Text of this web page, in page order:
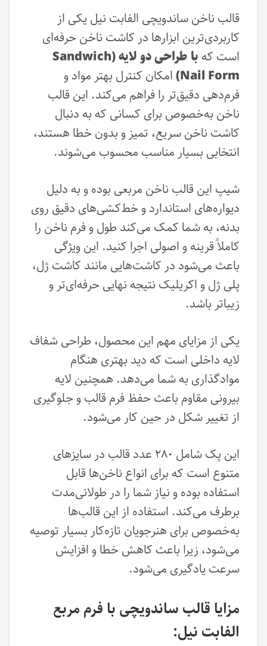
قالب ناخن ساندویچی الفابت نیل یکی از
کاربردی‌ترین ابزارها در کاشت ناخن حرفه‌ای
است که
با طراحی دو لایه (Sandwich
Nail Form) امکان کنترل بهتر مواد و
فرم‌دهی دقیق‌تر را فراهم می‌کند. این قالب
ناخن به‌خصوص برای کسانی که به دنبال
کاشت ناخن سریع، تمیز و بدون خطا هستند،
انتخابی بسیار مناسب محسوب می‌شوند.
شیپ این قالب‌ ناخن مربعی بوده و به دلیل
دیواره‌های استاندارد و خط‌کشی‌های دقیق روی
بدنه، به شما کمک می‌کند طول و فرم ناخن را
کاملاً قرینه و اصولی اجرا کنید. این ویژگی
باعث می‌شود در کاشت‌هایی مانند کاشت ژل،
پلی ژل و اکریلیک نتیجه نهایی حرفه‌ای‌تر و
زیباتر باشد.
یکی از مزایای مهم این محصول، طراحی شفاف
لایه داخلی است که دید بهتری هنگام
موادگذاری به شما می‌دهد. همچنین لایه
بیرونی مقاوم باعث حفظ فرم قالب و جلوگیری
از تغییر شکل در حین کار می‌شود.
این پک شامل ۲۸۰ عدد قالب در سایزهای
متنوع است که برای انواع ناخن‌ها قابل
استفاده بوده و نیاز شما را در طولانی‌مدت
برطرف می‌کند. استفاده از این قالب‌ها
به‌خصوص برای هنرجویان تازه‌کار بسیار توصیه
می‌شود، زیرا باعث کاهش خطا و افزایش
سرعت یادگیری می‌شود.
مزایا قالب ساندویچی با فرم مربع
الفابت نیل: